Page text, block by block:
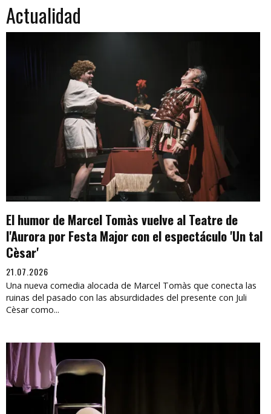
Actualidad
El humor de Marcel Tomàs vuelve al Teatre de
l'Aurora por Festa Major con el espectáculo 'Un tal
Cèsar'
21.07.2026
Una nueva comedia alocada de Marcel Tomàs que conecta las
ruinas del pasado con las absurdidades del presente con Juli
Cèsar como...